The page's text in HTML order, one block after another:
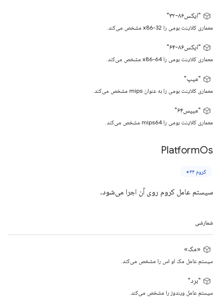
"ایکس۸۶-۳۲"
معماری کلاینت بومی را x86-32 مشخص می‌کند.
"ایکس۸۶-۶۴"
معماری کلاینت بومی را x86-64 مشخص می‌کند.
"میپ"
معماری کلاینت بومی را به عنوان mips مشخص می‌کند.
"میپس۶۴"
معماری کلاینت بومی را mips64 مشخص می‌کند.
PlatformOs
کروم ۴۴+
سیستم عامل کروم روی آن اجرا می‌شود.
شمارشی
«مک»
سیستم عامل مک او اس را مشخص می‌کند.
"برد"
سیستم عامل ویندوز را مشخص می‌کند.